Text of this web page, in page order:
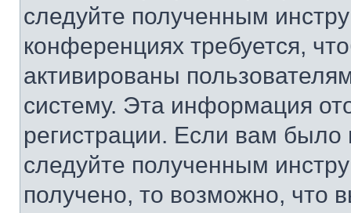
следуйте полученным
конференциях требуется,
активированы
систему. Эта информация
регистрации. Если вам
следуйте полученным
получено, то возможно, что